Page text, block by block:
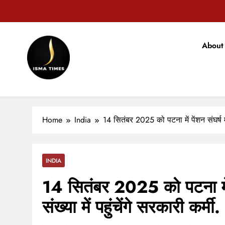
टिकारी
टिकारी
ISMA TIMES NEWS
Home India 14 सितंबर 2025 को पटना में पेंशन संघर्ष
INDIA
14 सितंबर 2025 को पटना
संख्या में पहुंचेंगे सरकारी कर्मी.